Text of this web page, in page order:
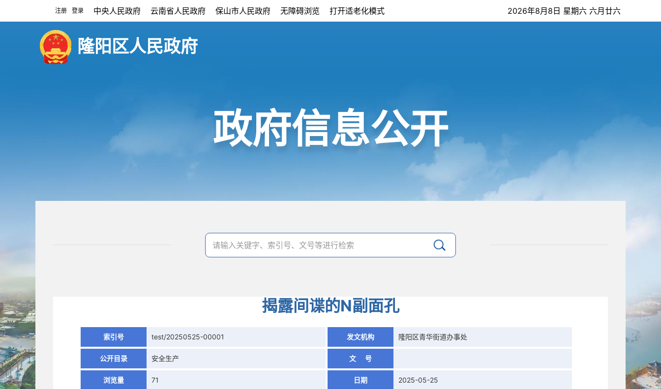
注册 登录 中央人民政府 云南省人民政府 保山市人民政府 无障碍浏览 打开适老化模式 2026年8月8日 星期六 六月廿六
隆阳区人民政府
政府信息公开
揭露间谍的N副面孔
索引号 test/20250525-00001 发文机构 隆阳区青华街道办事处
公开目录 安全生产 文 号
浏览量 71 日期 2025-05-25